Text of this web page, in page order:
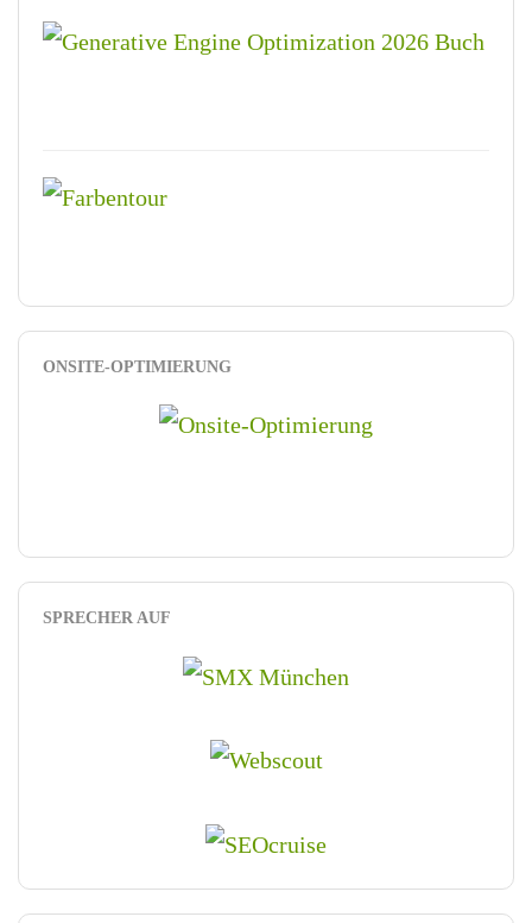
ONSITE-OPTIMIERUNG
SPRECHER AUF